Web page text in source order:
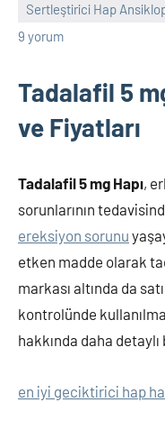
Sertleştirici Hap
9 yorum
Tadalafil 5
ve Fiyatları
Tadalafil 5 mg Hapı,
sorunlarının
ereksiyon sorunu
etken madde olarak
markası altında da
kontrolünde
hakkında daha
en iyi geciktirici hap